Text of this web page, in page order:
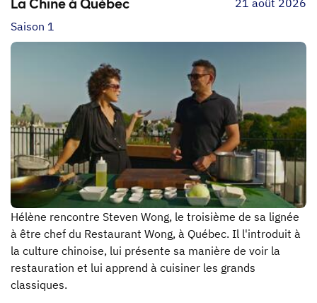
La Chine à Québec
21 août 2026
Saison 1
Hélène rencontre Steven Wong, le troisième de sa lignée
à être chef du Restaurant Wong, à Québec. Il l'introduit à
la culture chinoise, lui présente sa manière de voir la
restauration et lui apprend à cuisiner les grands
classiques.